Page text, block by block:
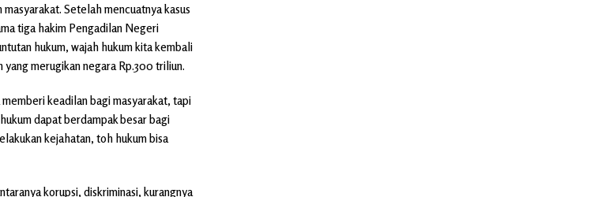
Setelah mencuatnya kasus
tiga hakim Pengadilan Negeri
hukum, wajah hukum kita kembali
merugikan negara Rp.300 triliun.
keadilan bagi masyarakat, tapi
dapat berdampak besar bagi
kejahatan, toh hukum bisa
korupsi, diskriminasi, kurangnya